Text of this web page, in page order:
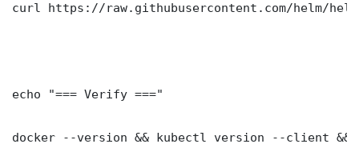
curl https://raw.githubusercontent.com/helm/
echo "=== Verify ==="
docker --version && kubectl version --client &&